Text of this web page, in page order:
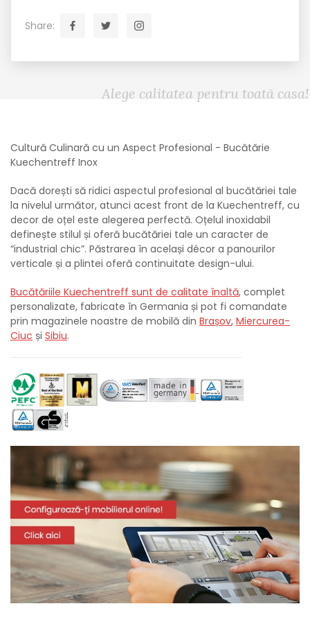
Share:
Alege calitatea pentru toată casa!
Cultură Culinară cu un Aspect Profesional - Bucătărie
Kuechentreff Inox
Dacă dorești să ridici aspectul profesional al bucătăriei tale
la nivelul următor, atunci acest front de la Kuechentreff, cu
decor de oțel este alegerea perfectă. Oțelul inoxidabil
definește stilul și oferă bucătăriei tale un caracter de
“industrial chic”. Păstrarea în același décor a panourilor
verticale și a plintei oferă continuitate design-ului.
Bucătăriile Kuechentreff sunt de calitate înaltă, complet
personalizate, fabricate în Germania și pot fi comandate
prin magazinele noastre de mobilă din Brașov, Miercurea-
Ciuc și Sibiu.